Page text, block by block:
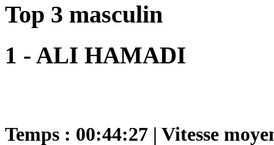
Top 3 masculin
1 - ALI HAMADI
Temps : 00:44:27 | Vitesse